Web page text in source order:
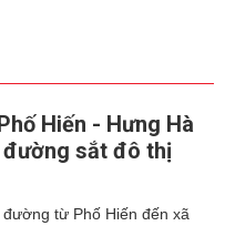
Hiến - Hưng Hà
đường sắt đô thị
đường từ Phố Hiến đến xã